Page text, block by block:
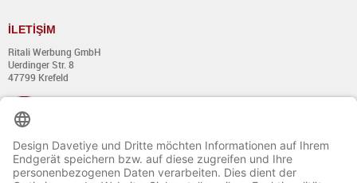
İLETİŞİM
Ritali Werbung GmbH
Uerdinger Str. 8
47799 Krefeld
+49 (0) 21 51 - 7 633 633
Pazartesi - Perşembe:
8:00´dan 13:00´a kadar